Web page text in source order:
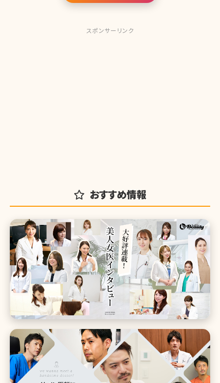
スポンサーリンク
おすすめ情報